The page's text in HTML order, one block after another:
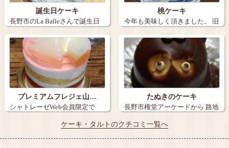
誕生日ケーキ
長野市のLa Balleさんで誕生日
ケー…
桃ケーキ
今年も美味しく頂きました。 旧
丸子の【…
プレミアムフレジェ山…
シャトレーゼWeb会員限定で
たぬきのケーキ
長野市権堂アーケードから 路地
を15メ…
ケーキ・タルトのクチコミ一覧へ